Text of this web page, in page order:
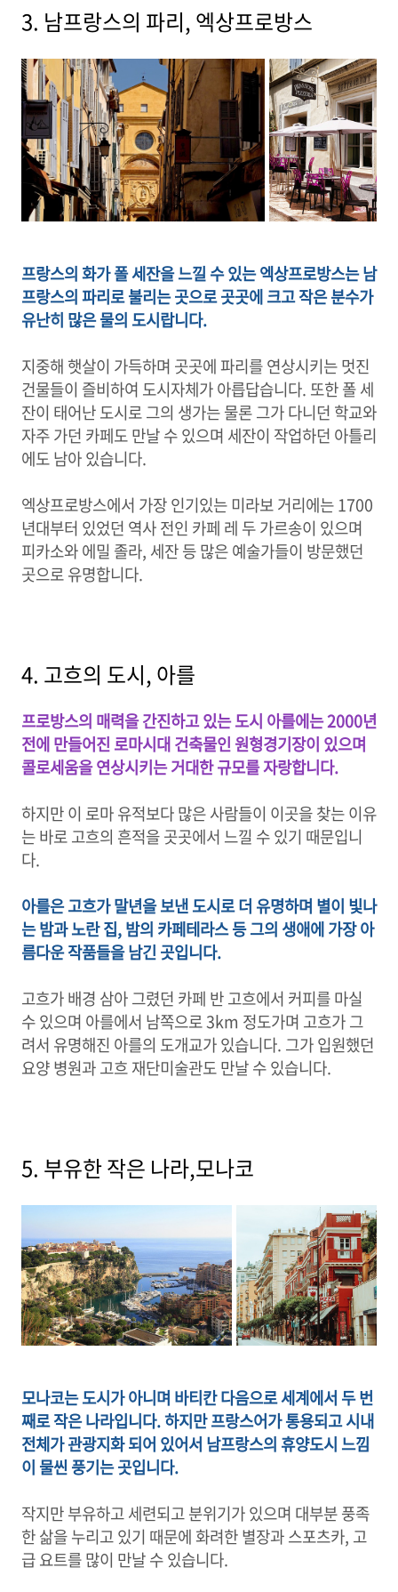
3. 남프랑스의 파리, 엑상프로방스
프랑스의 화가 폴 세잔을 느낄 수 있는 엑상프로방스는 남
프랑스의 파리로 불리는 곳으로 곳곳에 크고 작은 분수가
유난히 많은 물의 도시랍니다.
지중해 햇살이 가득하며 곳곳에 파리를 연상시키는 멋진
건물들이 즐비하여 도시자체가 아릅답습니다. 또한 폴 세
잔이 태어난 도시로 그의 생가는 물론 그가 다니던 학교와
자주 가던 카페도 만날 수 있으며 세잔이 작업하던 아틀리
에도 남아 있습니다.
엑상프로방스에서 가장 인기있는 미라보 거리에는 1700
년대부터 있었던 역사 전인 카페 레 두 가르송이 있으며
피카소와 에밀 졸라, 세잔 등 많은 예술가들이 방문했던
곳으로 유명합니다.
4. 고흐의 도시, 아를
프로방스의 매력을 간진하고 있는 도시 아를에는 2000년
전에 만들어진 로마시대 건축물인 원형경기장이 있으며
콜로세움을 연상시키는 거대한 규모를 자랑합니다.
하지만 이 로마 유적보다 많은 사람들이 이곳을 찾는 이유
는 바로 고흐의 흔적을 곳곳에서 느낄 수 있기 때문입니
다.
아를은 고흐가 말년을 보낸 도시로 더 유명하며 별이 빛나
는 밤과 노란 집, 밤의 카페테라스 등 그의 생애에 가장 아
름다운 작품들을 남긴 곳입니다.
고흐가 배경 삼아 그렸던 카페 반 고흐에서 커피를 마실
수 있으며 아를에서 남쪽으로 3km 정도가며 고흐가 그
려서 유명해진 아를의 도개교가 있습니다. 그가 입원했던
요양 병원과 고흐 재단미술관도 만날 수 있습니다.
5. 부유한 작은 나라,모나코
모나코는 도시가 아니며 바티칸 다음으로 세계에서 두 번
째로 작은 나라입니다. 하지만 프랑스어가 통용되고 시내
전체가 관광지화 되어 있어서 남프랑스의 휴양도시 느낌
이 물씬 풍기는 곳입니다.
작지만 부유하고 세련되고 분위기가 있으며 대부분 풍족
한 삶을 누리고 있기 때문에 화려한 별장과 스포츠카, 고
급 요트를 많이 만날 수 있습니다.